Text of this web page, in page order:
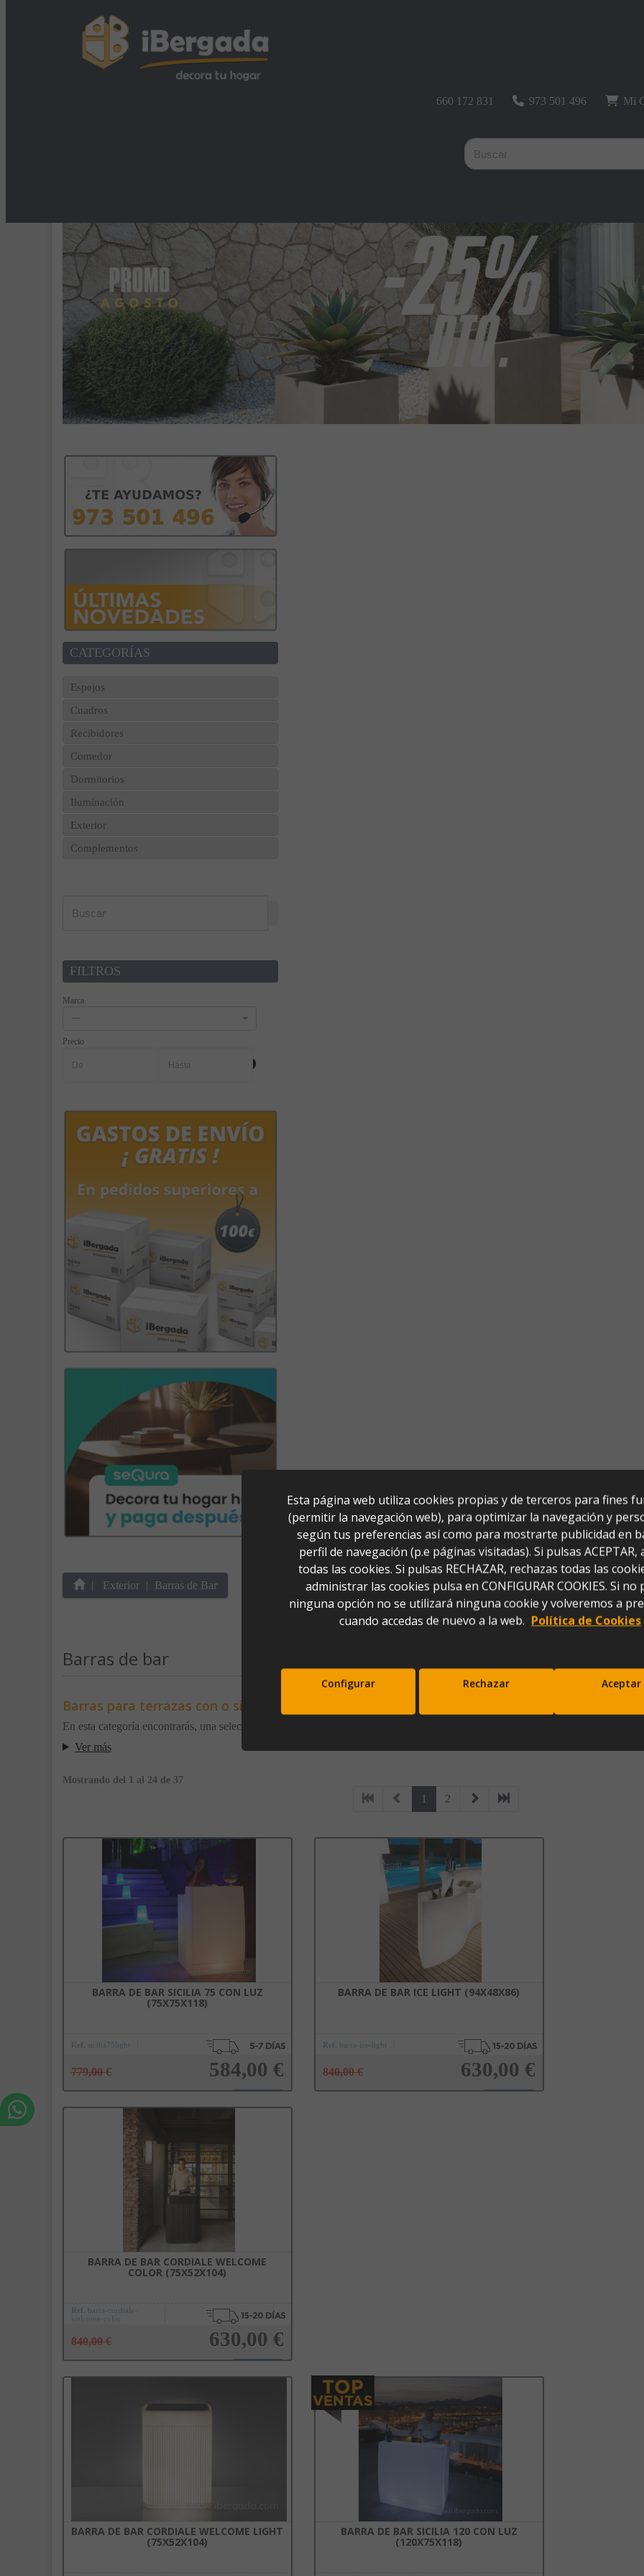
660 172 831 973 501 496 Mi
CATEGORÍAS
Espejos
Cuadros
Recibidores
Comedor
Dormitorios
Iluminación
Exterior
Complementos
FILTROS
Marca
---
Precio
Exterior Barras de Bar
Barras de bar
Barras para terrazas con o sin luz
En esta categoría encontrarás, una selección de
Ver más
Mostrando del 1 al 24 de 37
1 2
BARRA DE BAR SICILIA 75 CON LUZ
(75X75X118)
Ref. sicilia75light
779,00 € 584,00 €
Añadir a la cesta
BARRA DE BAR ICE LIGHT (94X48X86)
Ref. barra-ice-light
840,00 € 630,00 €
BARRA DE BAR CORDIALE WELCOME
COLOR (75X52X104)
Ref.
barra-cordiale-
welcome-color
840,00 € 630,00 €
BARRA DE BAR CORDIALE WELCOME LIGHT
(75X52X104)
BARRA DE BAR SICILIA 120 CON LUZ
(120X75X118)
Subscríbete a nuestra newsletter y
Entérate antes que nadie de nuestras novedades y promociones
Al unirte expresas tu consentimiento para recibir comunicaciones comerciales de IBERGADA. Puedes
cualquier momento. Consulta nuestra Política de Privacidad para más información.
Esta página web utiliza cookies propias y de terceros para fines
(permitir la navegación web), para optimizar la navegación y
según tus preferencias así como para mostrarte publicidad en
perfil de navegación (p.e páginas visitadas). Si pulsas ACEPTAR,
todas las cookies. Si pulsas RECHAZAR, rechazas todas las
administrar las cookies pulsa en CONFIGURAR COOKIES. Si no
ninguna opción no se utilizará ninguna cookie y volveremos a
cuando accedas de nuevo a la web. Política de Cookies
Configurar Rechazar Aceptar